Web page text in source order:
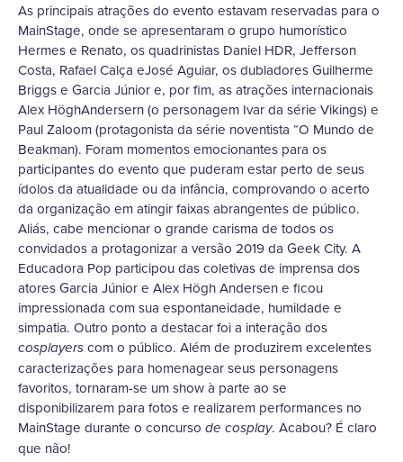
As principais atrações do evento estavam reservadas para o
MainStage, onde se apresentaram o grupo humorístico
Hermes e Renato, os quadrinistas Daniel HDR, Jefferson
Costa, Rafael Calça eJosé Aguiar, os dubladores Guilherme
Briggs e Garcia Júnior e, por fim, as atrações internacionais
Alex HöghAndersern (o personagem Ivar da série Vikings) e
Paul Zaloom (protagonista da série noventista “O Mundo de
Beakman). Foram momentos emocionantes para os
participantes do evento que puderam estar perto de seus
ídolos da atualidade ou da infância, comprovando o acerto
da organização em atingir faixas abrangentes de público.
Aliás, cabe mencionar o grande carisma de todos os
convidados a protagonizar a versão 2019 da Geek City. A
Educadora Pop participou das coletivas de imprensa dos
atores Garcia Júnior e Alex Högh Andersen e ficou
impressionada com sua espontaneidade, humildade e
simpatia. Outro ponto a destacar foi a interação dos
cosplayers com o público. Além de produzirem excelentes
caracterizações para homenagear seus personagens
favoritos, tornaram-se um show à parte ao se
disponibilizarem para fotos e realizarem performances no
MainStage durante o concurso de cosplay. Acabou? É claro
que não!